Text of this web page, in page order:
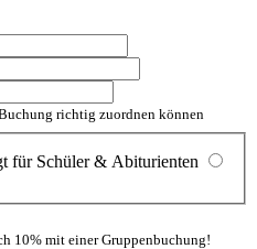
richtig zuordnen können
für Schüler & Abiturienten
10% mit einer Gruppenbuchung!